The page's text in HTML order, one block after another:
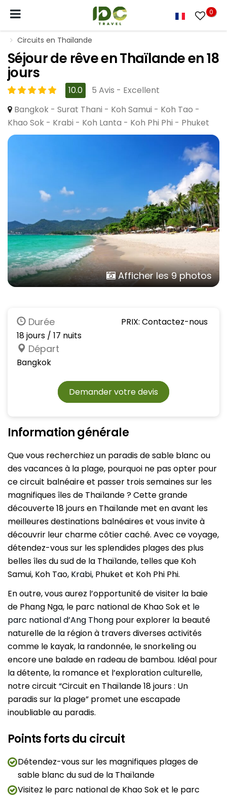
0
Circuits en Thaïlande
Séjour de rêve en Thaïlande en 18
jours
10.0
5 Avis - Excellent
Bangkok - Surat Thani - Koh Samui - Koh Tao -
Khao Sok - Krabi - Koh Lanta - Koh Phi Phi - Phuket
Afficher les 9 photos
Durée
18 jours / 17 nuits
Départ
Bangkok
PRIX: Contactez-nous
Demander votre devis
Information générale
Que vous recherchiez un paradis de sable blanc ou
des vacances à la plage, pourquoi ne pas opter pour
ce circuit balnéaire et passer trois semaines sur les
magnifiques îles de Thaïlande ? Cette grande
découverte 18 jours en Thaïlande met en avant les
meilleures destinations balnéaires et vous invite à
découvrir leur charme côtier caché. Avec ce voyage,
détendez-vous sur les splendides plages des plus
belles îles du sud de la Thaïlande, telles que Koh
Samui, Koh Tao, Krabi, Phuket et Koh Phi Phi.
En outre, vous aurez l’opportunité de visiter la baie
de Phang Nga, le parc national de Khao Sok et le
parc national d’Ang Thong pour explorer la beauté
naturelle de la région à travers diverses activités
comme le kayak, la randonnée, le snorkeling ou
encore une balade en radeau de bambou. Idéal pour
la détente, la romance et l’exploration culturelle,
notre circuit “Circuit en Thaïlande 18 jours : Un
paradis sur la plage” promet une escapade
inoubliable au paradis.
Points forts du circuit
Détendez-vous sur les magnifiques plages de
sable blanc du sud de la Thaïlande
Visitez le parc national de Khao Sok et le parc